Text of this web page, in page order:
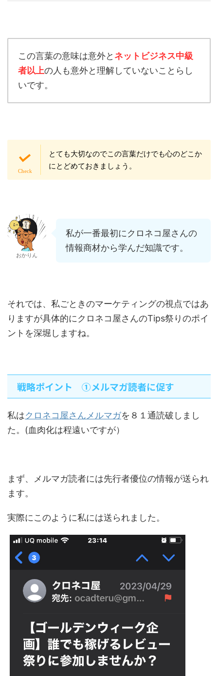
この言葉の意味は意外と ネットビジネス中級
者以上の人も意外と理解していないことらし
いです。
とても大切なのでこの言葉だけでも心のどこか
にとどめておきましょう。
おかりん
私が一番最初にクロネコ屋さんの
情報商材から学んだ知識です。
それでは、私ごときのマーケティングの視点ではあ
りますが具体的にクロネコ屋さんのTips祭りのポイ
ントを深堀しますね。
戦略ポイント ①メルマガ読者に促す
私はクロネコ屋さんメルマガを８１通読破しまし
た。(血肉化は程遠いですが）
まず、メルマガ読者には先行者優位の情報が送られ
ます。
実際にこのように私には送られました。